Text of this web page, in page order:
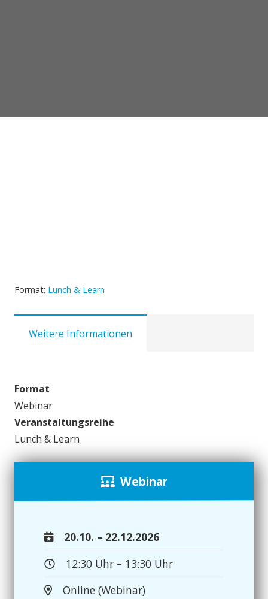
Format: Lunch & Learn
Weitere Informationen
Format
Webinar
Veranstaltungsreihe
Lunch & Learn
Webinar
20.10. – 22.12.2026
12:30 Uhr – 13:30 Uhr
Online (Webinar)